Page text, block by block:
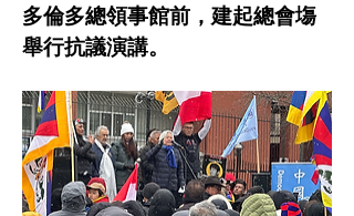
多倫多總領事館前，建起總會塲
舉行抗議演講。